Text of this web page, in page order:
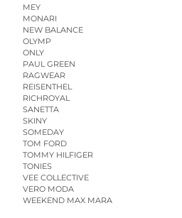
MEY
MONARI
NEW BALANCE
OLYMP
ONLY
PAUL GREEN
RAGWEAR
REISENTHEL
RICHROYAL
SANETTA
SKINY
SOMEDAY
TOM FORD
TOMMY HILFIGER
TONIES
VEE COLLECTIVE
VERO MODA
WEEKEND MAX MARA